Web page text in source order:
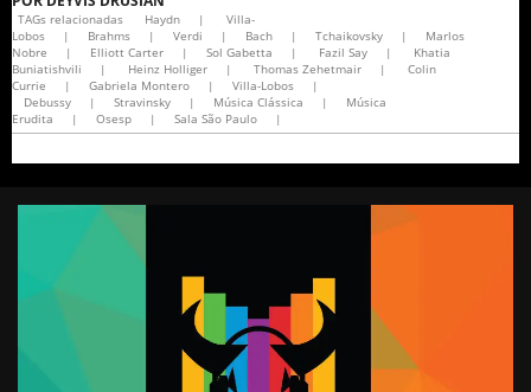
TAGs relacionadas Haydn |
Villa-
Lobos
| Brahms | Verdi | Bach | Tchaikovsky |
Marlos
Nobre
| Elliott Carter | Sol Gabetta | Fazil Say |
Khatia
Buniatishvili
| Heinz Holliger | Thomas Zehetmair |
Colin
Currie
| Gabriela Montero | Villa-Lobos
|
Debussy
| Stravinsky | Música Clássica |
Música
Erudita
| Osesp | Sala São Paulo |